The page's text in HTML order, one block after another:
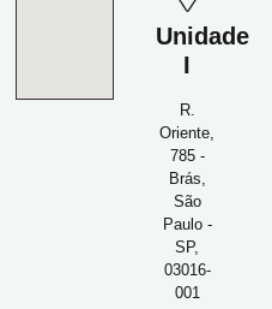
Unidade
I
R.
Oriente,
785 -
Brás,
São
Paulo -
SP,
03016-
001